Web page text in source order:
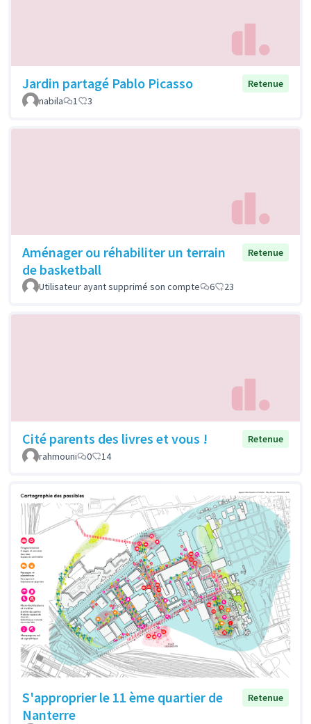
Jardin partagé Pablo Picasso
Retenue
nabila
1 3
Aménager ou réhabiliter un terrain
de basketball
Retenue
Utilisateur ayant supprimé son compte 6 23
Cité parents des livres et vous !
Retenue
rahmouni
0 14
S'approprier le 11 ème quartier de
Nanterre
Retenue